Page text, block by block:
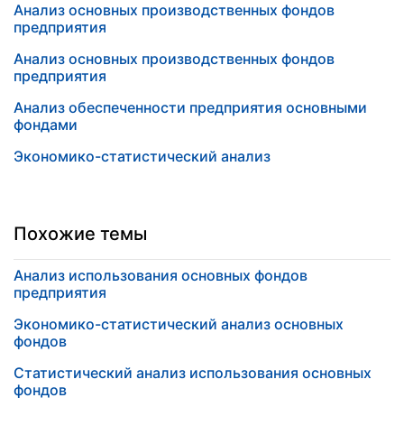
Анализ основных производственных фондов
предприятия
Анализ основных производственных фондов
предприятия
Анализ обеспеченности предприятия основными
фондами
Экономико-статистический анализ
Похожие темы
Анализ использования основных фондов
предприятия
Экономико-статистический анализ основных
фондов
Статистический анализ использования основных
фондов